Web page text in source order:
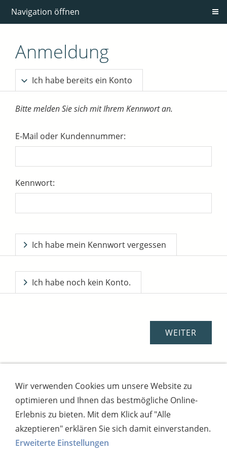
Navigation öffnen
Anmeldung
Ich habe bereits ein Konto
Bitte melden Sie sich mit Ihrem Kennwort an.
E-Mail oder Kundennummer:
Kennwort:
Ich habe mein Kennwort vergessen
Ich habe noch kein Konto.
Impressum AGB
Widerrufsbutton
Widerrufsrecht
Online-Streitschlichtung
Datenschutz
Versand
Bezahlsysteme
Kontakt
Disclaimer Versandtage Cookies
Bankverbindung: Consorsbank, Kt-Inhaber:
Wir verwenden Cookies um unsere Website zu
optimieren und Ihnen das bestmögliche Online-
Erlebnis zu bieten. Mit dem Klick auf "Alle
akzeptieren" erklären Sie sich damit einverstanden.
Erweiterte Einstellungen